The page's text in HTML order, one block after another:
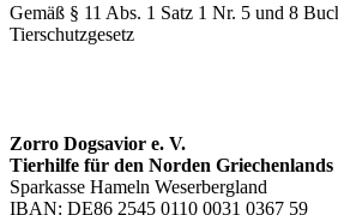
Gemäß § 11 Abs. 1 Satz 1 Nr. 5 und 8
Tierschutzgesetz
Zorro Dogsavior e. V.
Tierhilfe für den Norden Griechenlands
Sparkasse Hameln Weserbergland
IBAN: DE86 2545 0110 0031 0367 59